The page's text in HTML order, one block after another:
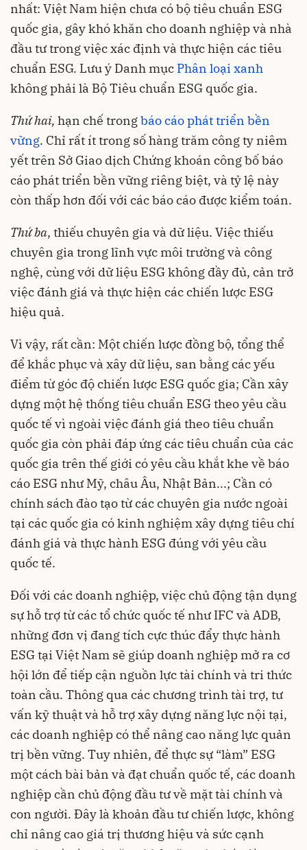
nhất: Việt Nam hiện chưa có bộ tiêu chuẩn ESG
quốc gia, gây khó khăn cho doanh nghiệp và nhà
đầu tư trong việc xác định và thực hiện các tiêu
chuẩn ESG. Lưu ý Danh mục Phân loại xanh
không phải là Bộ Tiêu chuẩn ESG quốc gia.
Thứ hai, hạn chế trongbáo cáo phát triển bền
vững. Chỉ rất ít trong số hàng trăm công ty niêm
yết trên Sở Giao dịch Chứng khoán công bố báo
cáo phát triển bền vững riêng biệt, và tỷ lệ này
còn thấp hơn đối với các báo cáo được kiểm toán.
Thứ ba, thiếu chuyên gia và dữ liệu. Việc thiếu
chuyên gia trong lĩnh vực môi trường và công
nghệ, cùng với dữ liệu ESG không đầy đủ, cản trở
việc đánh giá và thực hiện các chiến lược ESG
hiệu quả.
Vì vậy, rất cần: Một chiến lược đồng bộ, tổng thể
để khắc phục và xây dữ liệu, san bằng các yếu
điểm từ góc độ chiến lược ESG quốc gia; Cần xây
dựng một hệ thống tiêu chuẩn ESG theo yêu cầu
quốc tế vì ngoài việc đánh giá theo tiêu chuẩn
quốc gia còn phải đáp ứng các tiêu chuẩn của các
quốc gia trên thế giới có yêu cầu khắt khe về báo
cáo ESG như Mỹ, châu Âu, Nhật Bản...; Cần có
chính sách đào tạo từ các chuyên gia nước ngoài
tại các quốc gia có kinh nghiệm xây dựng tiêu chí
đánh giá và thực hành ESG đúng với yêu cầu
quốc tế.
Đối với các doanh nghiệp, việc chủ động tận dụng
sự hỗ trợ từ các tổ chức quốc tế như IFC và ADB,
những đơn vị đang tích cực thúc đẩy thực hành
ESG tại Việt Nam sẽ giúp doanh nghiệp mở ra cơ
hội lớn để tiếp cận nguồn lực tài chính và tri thức
toàn cầu. Thông qua các chương trình tài trợ, tư
vấn kỹ thuật và hỗ trợ xây dựng năng lực nội tại,
các doanh nghiệp có thể nâng cao năng lực quản
trị bền vững. Tuy nhiên, để thực sự “làm” ESG
một cách bài bản và đạt chuẩn quốc tế, các doanh
nghiệp cần chủ động đầu tư về mặt tài chính và
con người. Đây là khoản đầu tư chiến lược, không
chỉ nâng cao giá trị thương hiệu và sức cạnh